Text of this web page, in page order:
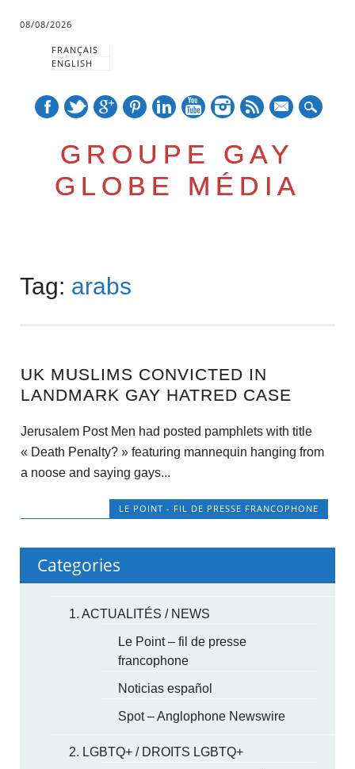
08/08/2026
FRANÇAIS
ENGLISH
GROUPE GAY
GLOBE MÉDIA
Main menu
content
Tag: arabs
UK MUSLIMS CONVICTED IN
LANDMARK GAY HATRED CASE
Jerusalem Post Men had posted pamphlets with title
« Death Penalty? » featuring mannequin hanging from
a noose and saying gays...
LE POINT - FIL DE PRESSE FRANCOPHONE
Categories
1. ACTUALITÉS / NEWS
Le Point – fil de presse
francophone
Noticias español
Spot – Anglophone Newswire
2. LGBTQ+ / DROITS LGBTQ+